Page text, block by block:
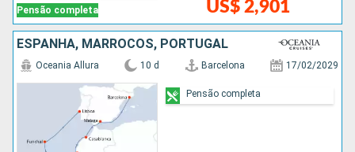
Pensão completa US$ 2,901
ESPANHA, MARROCOS, PORTUGAL
Oceania Allura 10 d Barcelona 17/02/2029
Pensão completa